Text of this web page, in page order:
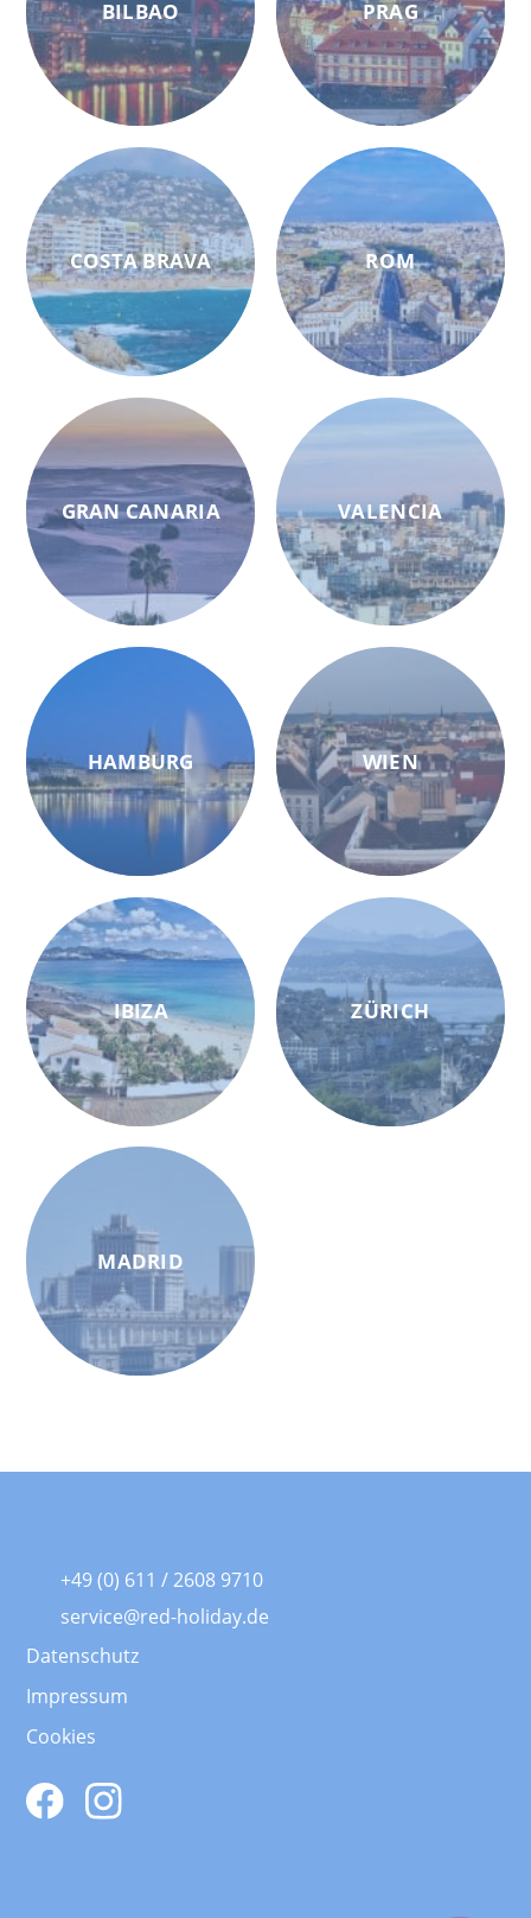
BILBAO
COSTA BRAVA
GRAN CANARIA
HAMBURG
IBIZA
MADRID
PRAG
ROM
VALENCIA
WIEN
ZÜRICH
+49 (0) 611 / 2608 9710
service@red-holiday.de
Datenschutz
Impressum
Cookies